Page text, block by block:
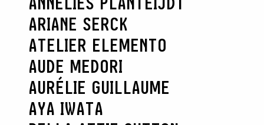
ARIANE SERCK
ATELIER ELEMENTO
AUDE MEDORI
AURÉLIE GUILLAUME
AYA IWATA